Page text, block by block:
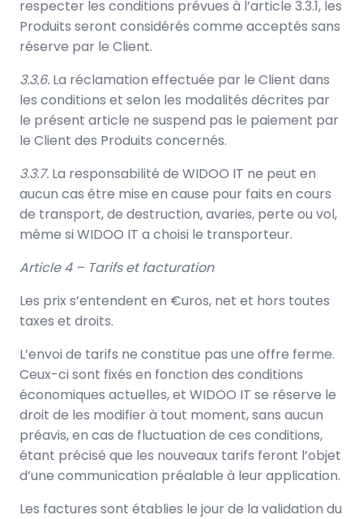
respecter les conditions prévues à l’article 3.3.1, les
Produits seront considérés comme acceptés sans
réserve par le Client.
3.3.6. La réclamation effectuée par le Client dans
les conditions et selon les modalités décrites par
le présent article ne suspend pas le paiement par
le Client des Produits concernés.
3.3.7. La responsabilité de WIDOO IT ne peut en
aucun cas être mise en cause pour faits en cours
de transport, de destruction, avaries, perte ou vol,
même si WIDOO IT a choisi le transporteur.
Article 4 – Tarifs et facturation
Les prix s’entendent en €uros, net et hors toutes
taxes et droits.
L’envoi de tarifs ne constitue pas une offre ferme.
Ceux-ci sont fixés en fonction des conditions
économiques actuelles, et WIDOO IT se réserve le
droit de les modifier à tout moment, sans aucun
préavis, en cas de fluctuation de ces conditions,
étant précisé que les nouveaux tarifs feront l’objet
d’une communication préalable à leur application.
Les factures sont établies le jour de la validation du